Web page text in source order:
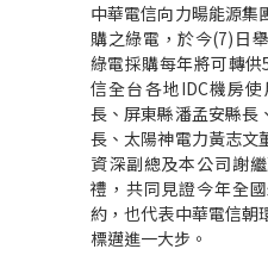
中華電信向力暘能源
購之綠電，於今(7)日
綠電採購每年將可轉
信全台各地IDC機房
長、屏東縣潘孟安縣長
長、太陽神電力黃志文
資深副總及本公司謝
禮，共同見證今年全
約，也代表中華電信朝
標邁進一大步。